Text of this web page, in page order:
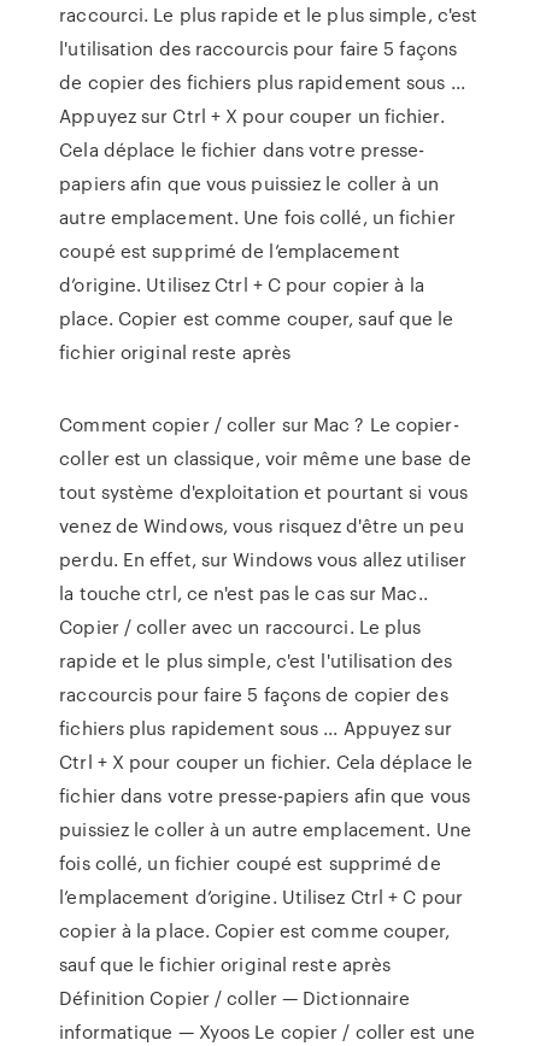
raccourci. Le plus rapide et le plus simple, c'est
l'utilisation des raccourcis pour faire 5 façons
de copier des fichiers plus rapidement sous ...
Appuyez sur Ctrl + X pour couper un fichier.
Cela déplace le fichier dans votre presse-
papiers afin que vous puissiez le coller à un
autre emplacement. Une fois collé, un fichier
coupé est supprimé de l’emplacement
d’origine. Utilisez Ctrl + C pour copier à la
place. Copier est comme couper, sauf que le
fichier original reste après
Comment copier / coller sur Mac ? Le copier-
coller est un classique, voir même une base de
tout système d'exploitation et pourtant si vous
venez de Windows, vous risquez d'être un peu
perdu. En effet, sur Windows vous allez utiliser
la touche ctrl, ce n'est pas le cas sur Mac..
Copier / coller avec un raccourci. Le plus
rapide et le plus simple, c'est l'utilisation des
raccourcis pour faire 5 façons de copier des
fichiers plus rapidement sous ... Appuyez sur
Ctrl + X pour couper un fichier. Cela déplace le
fichier dans votre presse-papiers afin que vous
puissiez le coller à un autre emplacement. Une
fois collé, un fichier coupé est supprimé de
l’emplacement d’origine. Utilisez Ctrl + C pour
copier à la place. Copier est comme couper,
sauf que le fichier original reste après
Définition Copier / coller — Dictionnaire
informatique — Xyoos Le copier / coller est une